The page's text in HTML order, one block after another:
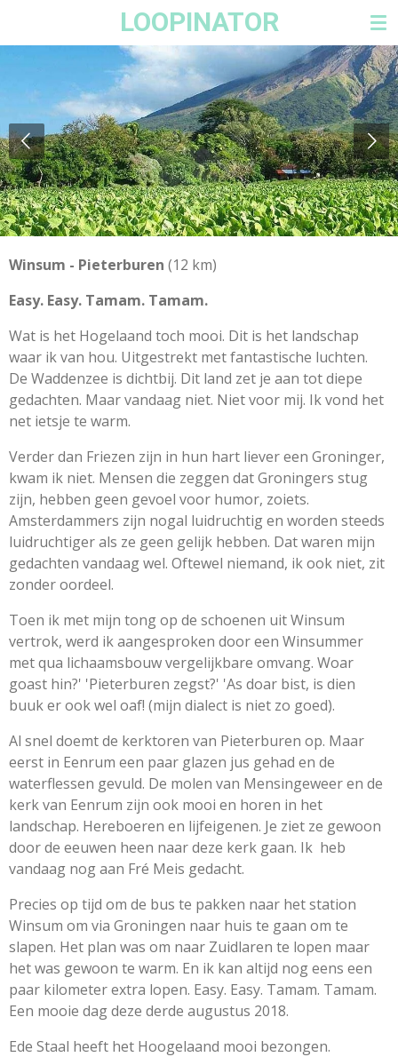
hoofdinhoud
LOOPINATOR
Winsum - Pieterburen (12 km)
Easy. Easy. Tamam. Tamam.
Wat is het Hogelaand toch mooi. Dit is het landschap
waar ik van hou. Uitgestrekt met fantastische luchten.
De Waddenzee is dichtbij. Dit land zet je aan tot diepe
gedachten. Maar vandaag niet. Niet voor mij. Ik vond het
net ietsje te warm.
Verder dan Friezen zijn in hun hart liever een Groninger,
kwam ik niet. Mensen die zeggen dat Groningers stug
zijn, hebben geen gevoel voor humor, zoiets.
Amsterdammers zijn nogal luidruchtig en worden steeds
luidruchtiger als ze geen gelijk hebben. Dat waren mijn
gedachten vandaag wel. Oftewel niemand, ik ook niet, zit
zonder oordeel.
Toen ik met mijn tong op de schoenen uit Winsum
vertrok, werd ik aangesproken door een Winsummer
met qua lichaamsbouw vergelijkbare omvang. Woar
goast hin?' 'Pieterburen zegst?' 'As doar bist, is dien
buuk er ook wel oaf! (mijn dialect is niet zo goed).
Al snel doemt de kerktoren van Pieterburen op. Maar
eerst in Eenrum een paar glazen jus gehad en de
waterflessen gevuld. De molen van Mensingeweer en de
kerk van Eenrum zijn ook mooi en horen in het
landschap. Hereboeren en lijfeigenen. Je ziet ze gewoon
door de eeuwen heen naar deze kerk gaan. Ik heb
vandaag nog aan Fré Meis gedacht.
Precies op tijd om de bus te pakken naar het station
Winsum om via Groningen naar huis te gaan om te
slapen. Het plan was om naar Zuidlaren te lopen maar
het was gewoon te warm. En ik kan altijd nog eens een
paar kilometer extra lopen. Easy. Easy. Tamam. Tamam.
Een mooie dag deze derde augustus 2018.
Ede Staal heeft het Hoogelaand mooi bezongen.